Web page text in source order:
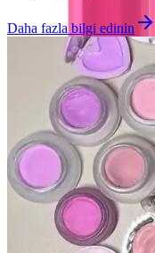
Daha fazla bilgi edinin